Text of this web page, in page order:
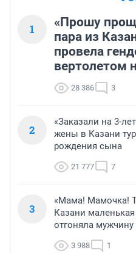
1
«Прошу
пара из
провела
вертолетом
28 386 3
2
«Заказали на 3-
жены в Казани
рождения сына
21 777 7
3
«Мама! Мамочка!
Казани
отгоняла мужчину
3 988 1